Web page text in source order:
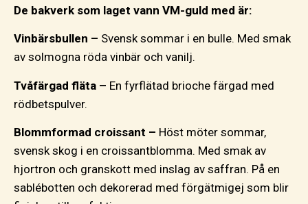
De bakverk som laget vann VM-guld med är:
Vinbärsbullen – Svensk sommar i en bulle. Med smak
av solmogna röda vinbär och vanilj.
Tvåfärgad fläta – En fyrflätad brioche färgad med
rödbetspulver.
Blommformad croissant – Höst möter sommar,
svensk skog i en croissantblomma. Med smak av
hjortron och granskott med inslag av saffran. På en
sablébotten och dekorerad med förgätmigej som blir